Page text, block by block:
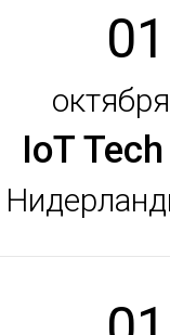
IoT